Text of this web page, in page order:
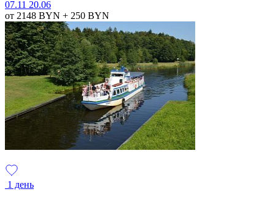
07.11 20.06
от 2148 BYN + 250 BYN
1 день